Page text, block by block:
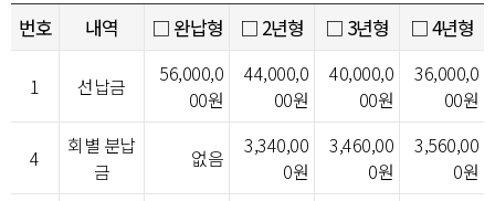
번호 내역 □ 완납형 □ 2년형 □ 3년형 □ 4년형
1 선납금
56,000,0
00원
44,000,0
00원
40,000,0
00원
36,000,0
00원
4
회별 분납
금
없음
3,340,00
0원
3,460,00
0원
3,560,00
0원